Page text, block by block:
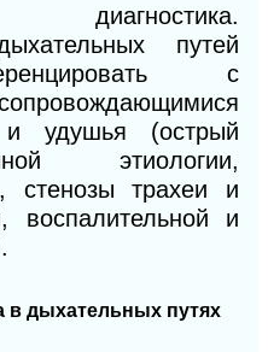
диагностика.
путей
с
удушья (острый
этиологии,
стенозы трахеи и
воспалительной и
в дыхательных путях